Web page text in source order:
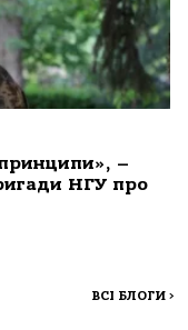
принципи», –
НГУ про
ВСІ БЛОГИ >